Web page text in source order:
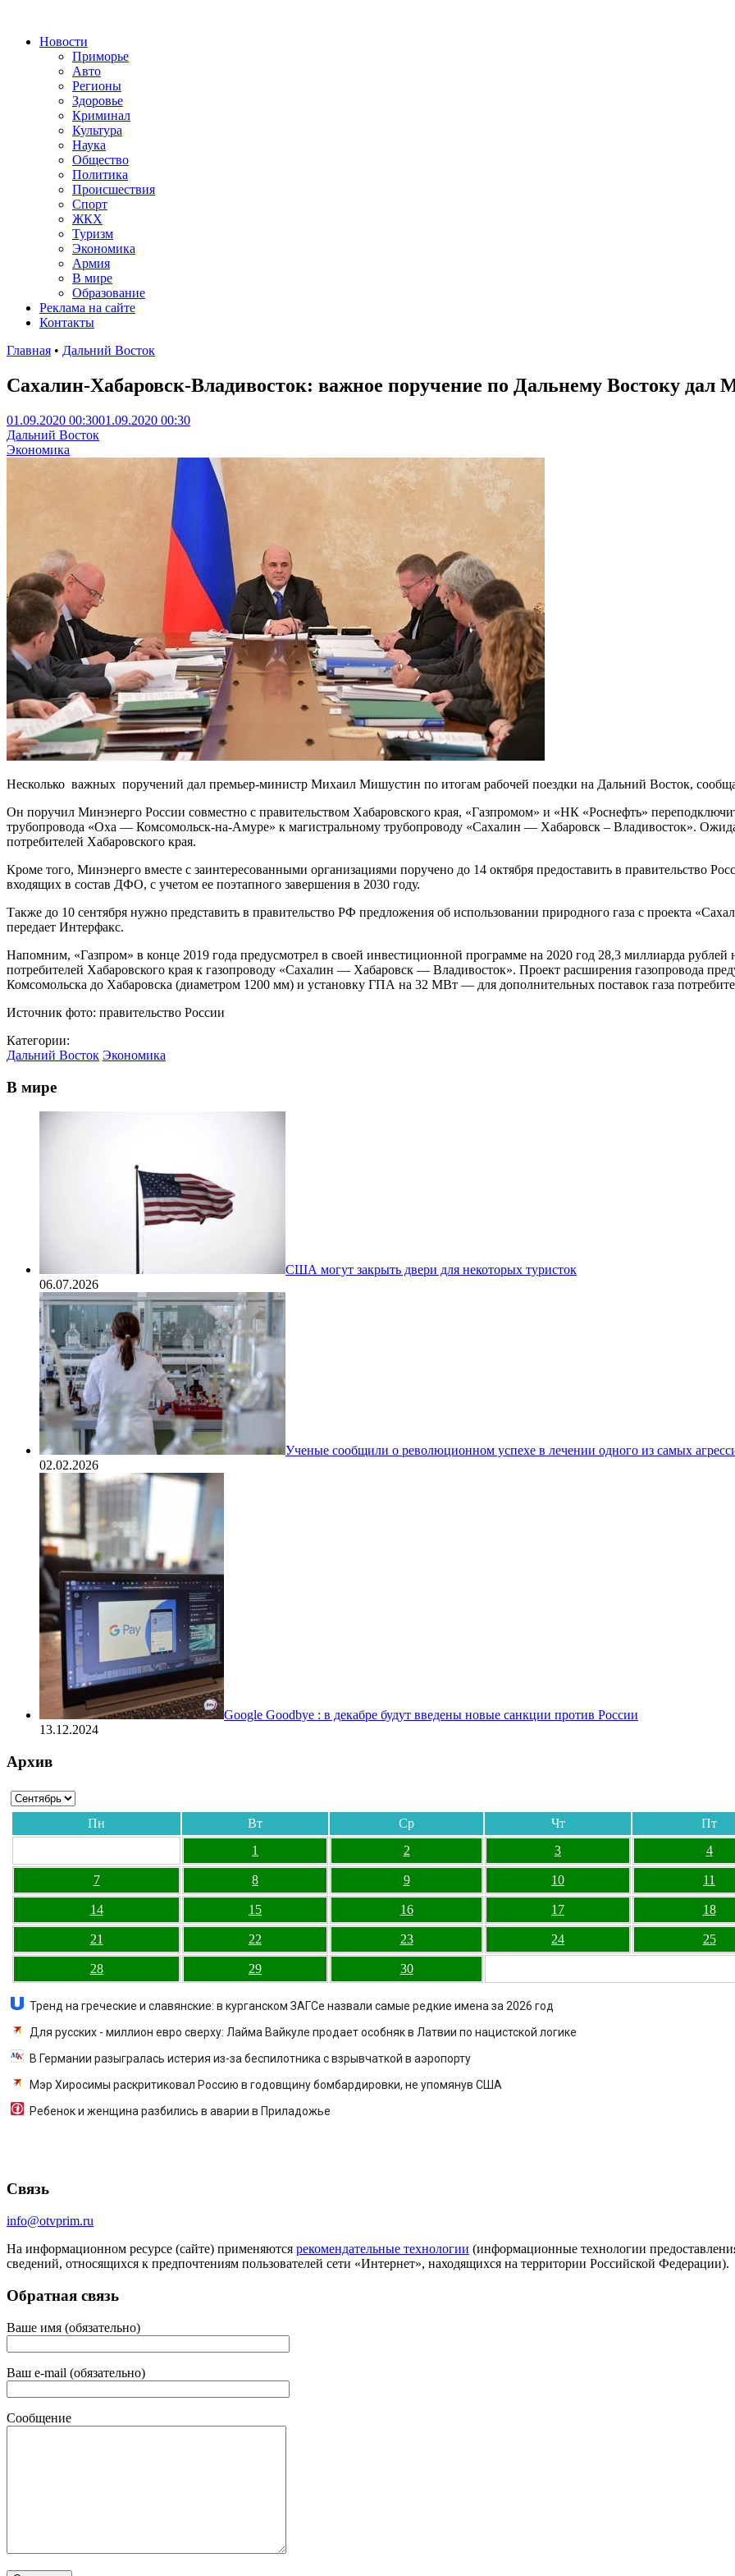
Новости
Приморье
Авто
Регионы
Здоровье
Криминал
Культура
Наука
Общество
Политика
Происшествия
Спорт
ЖКХ
Туризм
Экономика
Армия
В мире
Образование
Реклама на сайте
Контакты
Главная • Дальний Восток
Сахалин-Хабаровск-Владивосток: важное поручение по Дальнему Востоку дал
01.09.2020 00:3001.09.2020 00:30
Дальний Восток
Экономика
Несколько важных поручений дал премьер-министр Михаил Мишустин по итогам рабочей поездки на Дальний Восток,
Он поручил Минэнерго России совместно с правительством Хабаровского края, «Газпромом» и «НК «Роснефть»
трубопровода «Оха — Комсомольск-на-Амуре» к магистральному трубопроводу «Сахалин — Хабаровск – Владивосток».
потребителей Хабаровского края.
Кроме того, Минэнерго вместе с заинтересованными организациями поручено до 14 октября предоставить в правительство
входящих в состав ДФО, с учетом ее поэтапного завершения в 2030 году.
Также до 10 сентября нужно представить в правительство РФ предложения об использовании природного газа с проекта
передает Интерфакс.
Напомним, «Газпром» в конце 2019 года предусмотрел в своей инвестиционной программе на 2020 год 28,3 миллиарда
потребителей Хабаровского края к газопроводу «Сахалин — Хабаровск — Владивосток». Проект расширения газопровода
Комсомольска до Хабаровска (диаметром 1200 мм) и установку ГПА на 32 МВт — для дополнительных поставок газа
Источник фото: правительство России
Категории:
Дальний Восток Экономика
В мире
США могут закрыть двери для некоторых туристок
06.07.2026
Ученые сообщили о революционном успехе в лечении одного из самых
02.02.2026
Google Goodbye : в декабре будут введены новые санкции против России
13.12.2024
Архив
Пн Вт Ср Чт Пт
1
2 3 4
7 8 9 10 11
14 15 16 17 18
21 22 23 24 25
28 29 30
Тренд на греческие и славянские: в курганском ЗАГСе назвали самые редкие имена за 2026 год
Для русских - миллион евро сверху: Лайма Вайкуле продает особняк в Латвии по нацистской логике
В Германии разыгралась истерия из-за беспилотника с взрывчаткой в аэропорту
Мэр Хиросимы раскритиковал Россию в годовщину бомбардировки, не упомянув США
Ребенок и женщина разбились в аварии в Приладожье
Связь
info@otvprim.ru
На информационном ресурсе (сайте) применяются рекомендательные технологии (информационные технологии
сведений, относящихся к предпочтениям пользователей сети «Интернет», находящихся на территории Российской Федерации).
Обратная связь
Ваше имя (обязательно)
Ваш e-mail (обязательно)
Сообщение